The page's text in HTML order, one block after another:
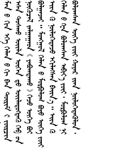
                                           